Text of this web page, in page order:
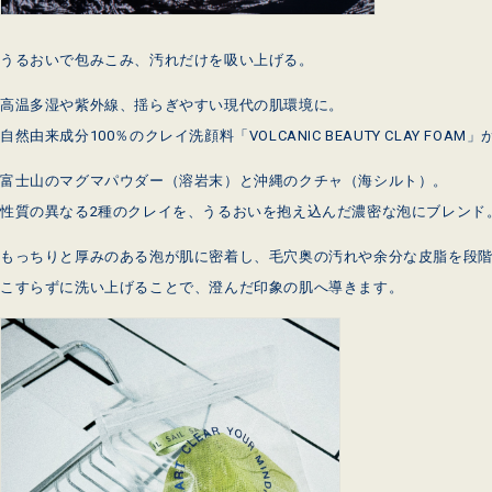
うるおいで包みこみ、汚れだけを吸い上げる。
高温多湿や紫外線、揺らぎやすい現代の肌環境に。
自然由来成分100％のクレイ洗顔料「VOLCANIC BEAUTY CLAY FOAM」
富士山のマグマパウダー（溶岩末）と沖縄のクチャ（海シルト）。
性質の異なる2種のクレイを、うるおいを抱え込んだ濃密な泡にブレンド。
もっちりと厚みのある泡が肌に密着し、毛穴奥の汚れや余分な皮脂を段
こすらずに洗い上げることで、澄んだ印象の肌へ導きます。